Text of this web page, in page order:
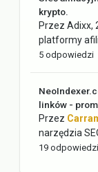
krypto.
Przez Adixx,
platformy
5 odpowiedzi
linków -
Przez
narzędzia
19 odpowiedzi